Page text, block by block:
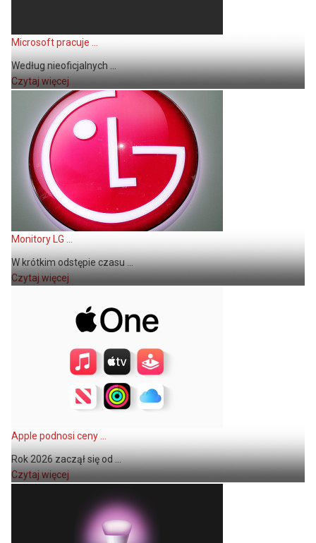
Microsoft pracuje ...
Według nieoficjalnych ...
Czytaj więcej
Monitory LG ...
W krótkim odstępie czasu ...
Czytaj więcej
Apple podnosi ceny ...
Rok 2026 zaczął się od ...
Czytaj więcej